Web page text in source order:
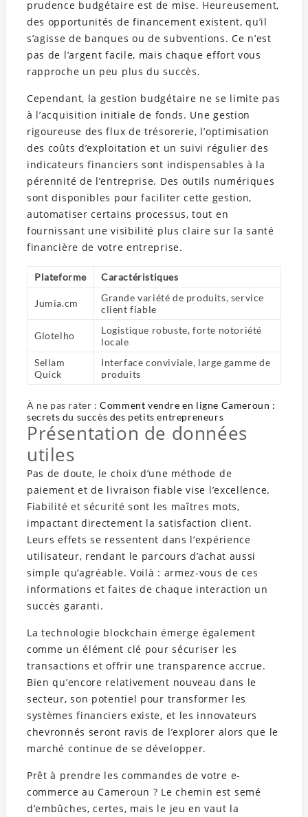
prudence budgétaire est de mise. Heureusement,
des opportunités de financement existent, qu’il
s’agisse de banques ou de subventions. Ce n’est
pas de l’argent facile, mais chaque effort vous
rapproche un peu plus du succès.
Cependant, la gestion budgétaire ne se limite pas
à l’acquisition initiale de fonds. Une gestion
rigoureuse des flux de trésorerie, l’optimisation
des coûts d’exploitation et un suivi régulier des
indicateurs financiers sont indispensables à la
pérennité de l’entreprise. Des outils numériques
sont disponibles pour faciliter cette gestion,
automatiser certains processus, tout en
fournissant une visibilité plus claire sur la santé
financière de votre entreprise.
Plateforme Caractéristiques
Jumia.cm
Grande variété de produits, service
client fiable
Glotelho
Logistique robuste, forte notoriété
locale
Sellam
Quick
Interface conviviale, large gamme de
produits
À ne pas rater :Comment vendre en ligne Cameroun :
secrets du succès des petits entrepreneurs
Présentation de données
utiles
Pas de doute, le choix d’une méthode de
paiement et de livraison fiable vise l’excellence.
Fiabilité et sécurité sont les maîtres mots,
impactant directement la satisfaction client.
Leurs effets se ressentent dans l’expérience
utilisateur, rendant le parcours d’achat aussi
simple qu’agréable. Voilà : armez-vous de ces
informations et faites de chaque interaction un
succès garanti.
La technologie blockchain émerge également
comme un élément clé pour sécuriser les
transactions et offrir une transparence accrue.
Bien qu’encore relativement nouveau dans le
secteur, son potentiel pour transformer les
systèmes financiers existe, et les innovateurs
chevronnés seront ravis de l’explorer alors que le
marché continue de se développer.
Prêt à prendre les commandes de votre e-
commerce au Cameroun ? Le chemin est semé
d’embûches, certes, mais le jeu en vaut la